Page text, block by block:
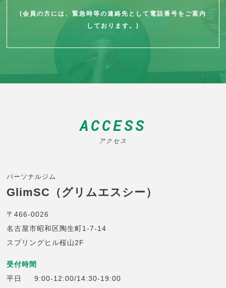
(会員の方には、緊急時等の連絡先として電話番号をご案内
しております。)
ACCESS
アクセス
パーソナルジム
GlimSC（グリムエスシー）
〒466-0026
名古屋市昭和区陶生町1-7-14
スプリングヒル桜山2F
受付時間
平日
9:00-12:00/14:30-19:00